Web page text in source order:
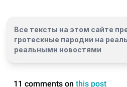
Все тексты на этом сайте
гротескные пародии на
реальными новостями